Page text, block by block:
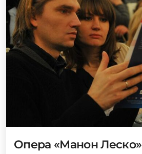
Опера «Манон Леско»